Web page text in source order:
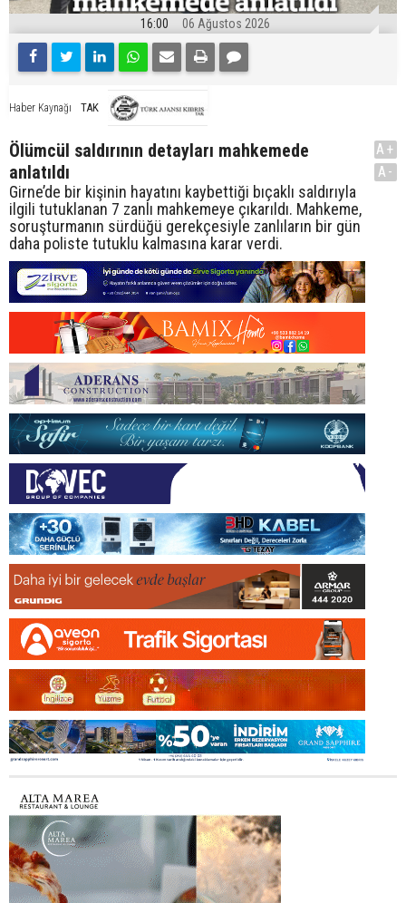
16:00 06 Ağustos 2026
Haber Kaynağı TAK
Ölümcül saldırının detayları mahkemede
anlatıldı
Girne’de bir kişinin hayatını kaybettiği bıçaklı saldırıyla
ilgili tutuklanan 7 zanlı mahkemeye çıkarıldı. Mahkeme,
soruşturmanın sürdüğü gerekçesiyle zanlıların bir gün
daha poliste tutuklu kalmasına karar verdi.
A+
A-